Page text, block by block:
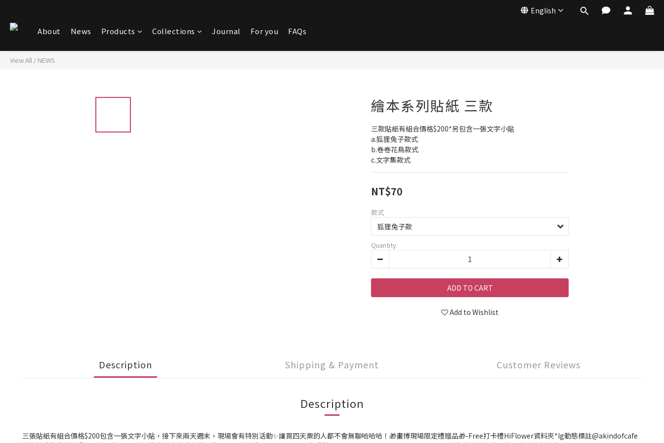
English
About News Products Collections Journal For you FAQs
View All / NEWS
繪本系列貼紙 三款
三款貼紙有組合價格$200*另包含一張文字小貼
a.狐狸兔子款式
b.卷卷花鳥款式
c.文字集款式
NT$70
款式
Quantity
ADD TO CART
Add to Wishlist
Description Shipping & Payment Customer Reviews
Description
三張貼紙有組合價格$200包含一張文字小貼，接下來兩天週末，現場會有特別活動✨讓買四天票的人都不會無聊哈哈哈！🎁畫博現場限定禮贈品🎁-Free打卡禮HiFlower資料夾*Ig動態標註@akindofcafe